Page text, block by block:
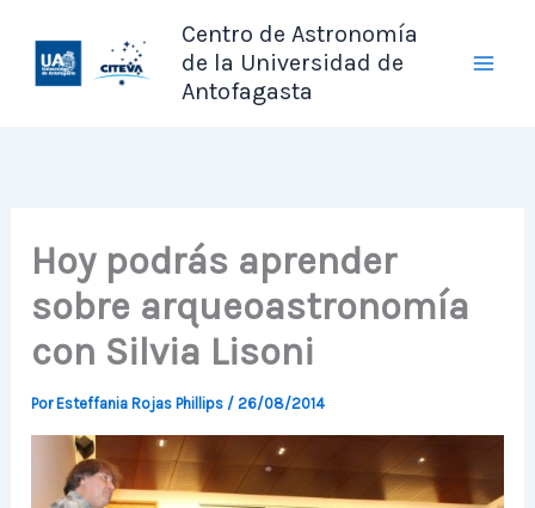
contenido
Centro de Astronomía
de la Universidad de
Antofagasta
Hoy podrás aprender
sobre arqueoastronomía
con Silvia Lisoni
PorEsteffania Rojas Phillips /26/08/2014